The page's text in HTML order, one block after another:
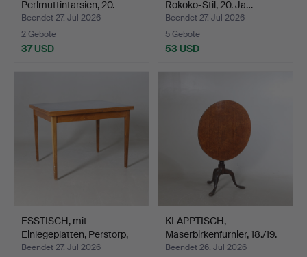
Perlmuttintarsien, 20.
Jahrhun…
Beendet 27. Jul 2026
2 Gebote
37 USD
Rokoko-Stil, 20. Ja…
Beendet 27. Jul 2026
5 Gebote
53 USD
ESSTISCH, mit
Einlegeplatten, Perstorp,
20…
Beendet 27. Jul 2026
KLAPPTISCH,
Maserbirkenfurnier, 18./19.
Ja…
Beendet 26. Jul 2026